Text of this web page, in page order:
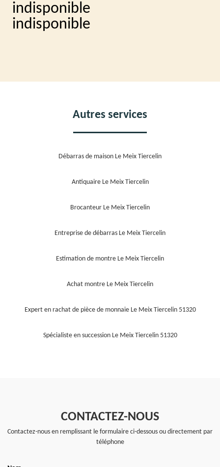
indisponible
indisponible
Autres services
Débarras de maison Le Meix Tiercelin
Antiquaire Le Meix Tiercelin
Brocanteur Le Meix Tiercelin
Entreprise de débarras Le Meix Tiercelin
Estimation de montre Le Meix Tiercelin
Achat montre Le Meix Tiercelin
Expert en rachat de pièce de monnaie Le Meix Tiercelin 51320
Spécialiste en succession Le Meix Tiercelin 51320
CONTACTEZ-NOUS
Contactez-nous en remplissant le formulaire ci-dessous ou directement par
téléphone